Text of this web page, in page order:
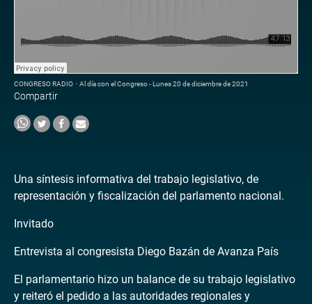
CONGRESO RADIO · Al día con el Congreso - Lunes 20 de diciembre de 2021
Compartir
Una síntesis informativa del trabajo legislativo, de
representación y fiscalización del parlamento nacional.
Invitado
Entrevista al congresista Diego Bazán de Avanza País
El parlamentario hizo un balance de su trabajo legislativo
y reiteró el pedido a las autoridades regionales y